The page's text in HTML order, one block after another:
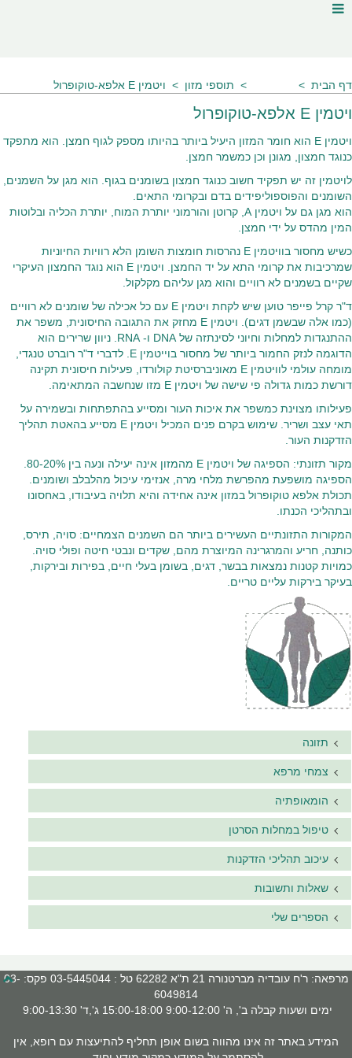
דף הבית תוספי מזון ויטמין E אלפא-טוקופרול
ויטמין E אלפא-טוקופרול
ויטמין E הוא חומר המזון היעיל ביותר בהיותו מספק לגוף חמצן. הוא מתפקד
כנוגד חמצון, מגונן וכן כמשמר חמצן.
לויטמין זה יש תפקיד חשוב כנוגד חמצון בשומנים בגוף. הוא מגן על השמנים,
השומנים והפוספוליפידים בדם ובקרומי התאים.
הוא מגן גם על ויטמין A, קרוטן והורמוני יותרת המוח, יותרת הכליה ובלוטות
המין מהדס על ידי חמצן.
כשיש מחסור בוויטמין E נהרסות חומצות השומן הלא רוויות החיוניות
שמרכיבות את קרומי התא על יד החמצן. ויטמין E הוא נוגד החמצון העיקרי
שקיים בשמנים לא רוויים והוא מגן עליהם מקלקול.
ד"ר קרל פייפר טוען שיש לקחת ויטמין E עם כל אכילה של שומנים לא רוויים
(כמו אלה שבשמן דגים). ויטמין E מחזק את התגובה החיסונית, משפר את
ההתנגדות למחלות וחיוני לסינתזה של DNA ו- RNA. ניוון שרירים הוא
הדוגמה לנזק החמור ביותר של מחסור בוייטמין E. לדברי ד"ר רוברט טנגדי,
מומחה עולמי לוויטמין E מאוניברסיטת קולורדו, פעילות חיסונית תקינה
דורשת כמות גדולה פי שישה של ויטמין E מזו שנחשבה המתאימה.
פעילותו מצוינת כמשפר את איכות העור ומסייע בהתפתחות ובשמירה על
תאי עצב ושריר. שימוש בקרם פנים המכיל ויטמין E מסייע בהאטת תהליך
הזדקנות העור.
הספיגה מושפעת מהפרשת מלחי מרה, אנזימי עיכול מהלבלב ושומנים.
תכולת אלפא טוקופרול במזון אינה אחידה והיא תלויה בעיבודו, באחסונו
ובתהליכי הכנתו.
המקורות התזונתיים העשירים ביותר הם השמנים הצמחיים: סויה, תירס,
כותנה, חריע והמרגרינה המיוצרת מהם, שקדים ונבטי חיטה ופולי סויה.
כמויות קטנות נמצאות בבשר, דגים, בשומן בעלי חיים, בפירות ובירקות,
בעיקר בירקות עליים טריים.
תזונה
צמחי מרפא
הומאופתיה
טיפול במחלות הסרטן
עיכוב תהליכי הזדקנות
שאלות ותשובות
הספרים שלי
מרפאה: ר'ח עובדיה מברטנורה 21 ת"א 62282 טל : 03-5445044 פקס: 03-
6049814
ימים ושעות קבלה ב', ה' 9:00-12:00 15:00-18:00 ג',ד' 9:00-13:30
המידע באתר זה אינו מהווה בשום אופן תחליף להתיעצות עם רופא, אין